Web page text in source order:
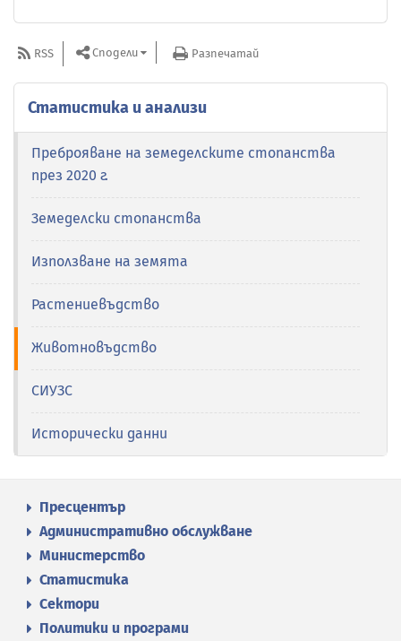
RSS Сподели Разпечатай
Статистика и анализи
Преброяване на земеделските стопанства
през 2020 г.
Земеделски стопанства
Използване на земята
Растениевъдство
Животновъдство
СИУЗС
Исторически данни
Пресцентър
Административно обслужване
Министерство
Статистика
Сектори
Политики и програми